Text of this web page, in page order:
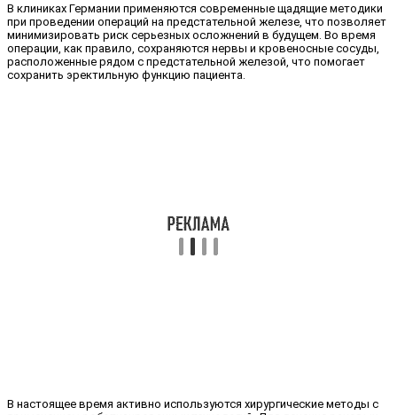
В клиниках Германии применяются современные щадящие методики
при проведении операций на предстательной железе, что позволяет
минимизировать риск серьезных осложнений в будущем. Во время
операции, как правило, сохраняются нервы и кровеносные сосуды,
расположенные рядом с предстательной железой, что помогает
сохранить эректильную функцию пациента.
В настоящее время активно используются хирургические методы с